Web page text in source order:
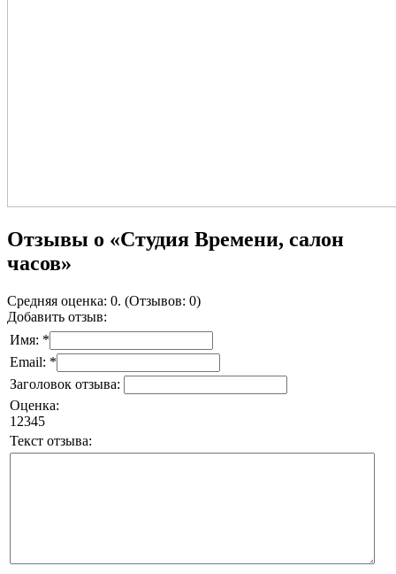
Отзывы о «Студия Времени, салон
часов»
Средняя оценка: 0. (Отзывов: 0)
Добавить отзыв:
Имя: *
Email: *
Заголовок отзыва:
Оценка:
1 2345
Текст отзыва: